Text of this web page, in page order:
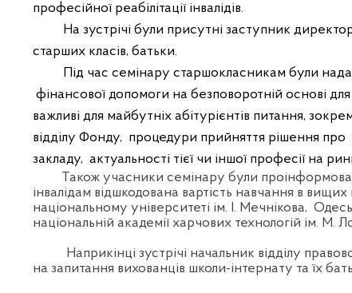
професійної реабілітації інвалідів.
На зустрічі були присутні заступник
старших класів, батьки.
Під час семінару старшокласникам були
фінансової допомоги на безповоротній основі для
важливі для майбутніх абітурієнтів питання,
відділу Фонду, процедури прийняття рішення про
закладу, актуальності тієї чи іншої професії на
Також учасники семінару були
інвалідам відшкодована вартість навчання в
національному університеті ім. І. Мечнікова,
національній академії харчових технологій ім. М.
Наприкінці зустрічі начальник відділу
на запитання вихованців школи-інтернату та їх